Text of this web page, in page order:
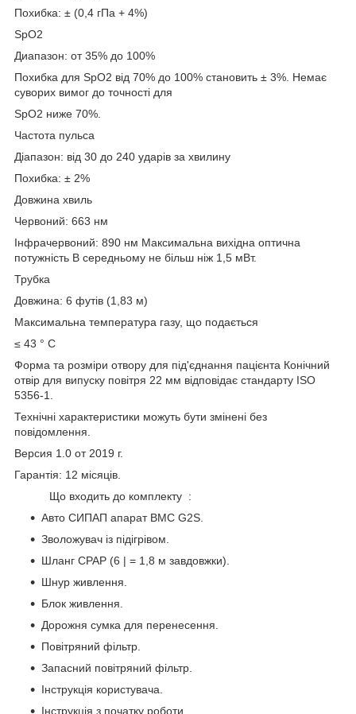
Похибка: ± (0,4 гПа + 4%)
SpO2
Диапазон: от 35% до 100%
Похибка для SpO2 від 70% до 100% становить ± 3%. Немає
суворих вимог до точності для
SpO2 ниже 70%.
Частота пульса
Діапазон: від 30 до 240 ударів за хвилину
Похибка: ± 2%
Довжина хвиль
Червоний: 663 нм
Інфрачервоний: 890 нм Максимальна вихідна оптична
потужність В середньому не більш ніж 1,5 мВт.
Трубка
Довжина: 6 футів (1,83 м)
Максимальна температура газу, що подається
≤ 43 ° С
Форма та розміри отвору для під'єднання пацієнта Конічний
отвір для випуску повітря 22 мм відповідає стандарту ISO
5356-1.
Технічні характеристики можуть бути змінені без
повідомлення.
Версия 1.0 от 2019 г.
Гарантія: 12 місяців.
Що входить до комплекту :
Авто СИПАП апарат BMC G2S.
Зволожувач із підігрівом.
Шланг CPAP (6 | = 1,8 м завдовжки).
Шнур живлення.
Блок живлення.
Дорожня сумка для перенесення.
Повітряний фільтр.
Запасний повітряний фільтр.
Інструкція користувача.
Інструкція з початку роботи.